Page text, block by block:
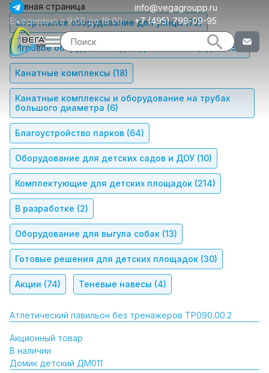
info@vegagroupp.ru
Ежедневно с 9:00 до 18:00
+7 (495) 799-09-95
Главная страница
Спортивное оборудование для улицы(72)
Игровое оборудование для детских площадок (156)
Канатные комплексы (18)
Канатные комплексы и оборудование на трубах
большого диаметра (6)
Благоустройство парков (64)
Оборудование для детских садов и ДОУ (10)
Комплектующие для детских площадок (214)
В разработке (2)
Оборудование для выгула собак (13)
Готовые решения для детских площадок (30)
Акции (74) Теневые навесы (4)
Атлетический павильон без тренажеров ТР090.00.2
Акционный товар
В наличии
Домик детский ДМ011